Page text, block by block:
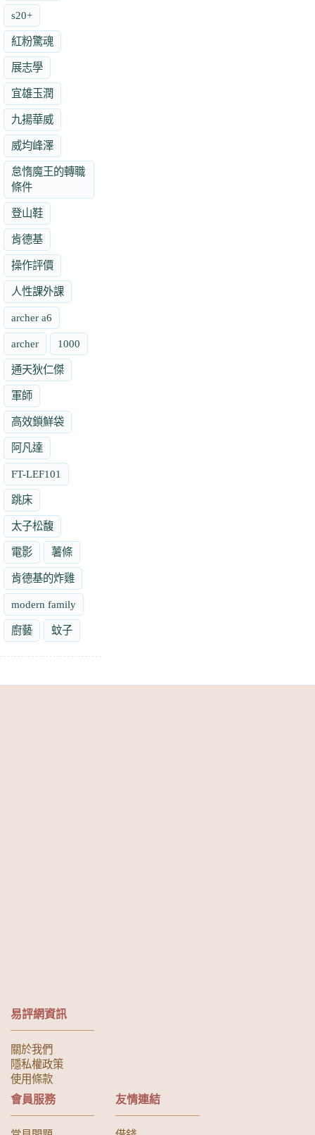
s20+
紅粉驚魂
展志學
宜雄玉潤
九揚華威
威均峰澤
怠惰魔王的轉職
條件
登山鞋
肯德基
操作評價
人性課外課
archer a6
archer 1000
通天狄仁傑
軍師
高效鎖鮮袋
阿凡達
FT-LEF101
跳床
太子松馥
電影 薯條
肯德基的炸雞
modern family
廚藝 蚊子
易評網資訊
關於我們
隱私權政策
使用條款
會員服務 友情連結